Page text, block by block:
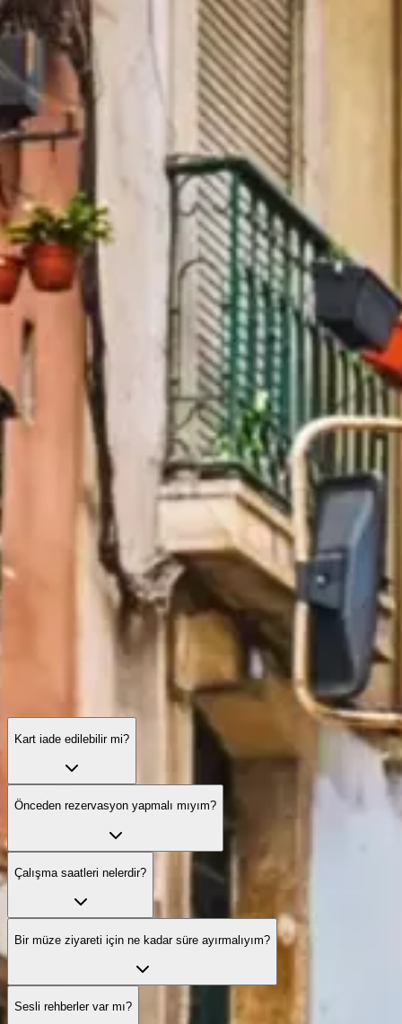
Neler görülmeli Faydalı bilgilerSSS
Lizbon Turist Kartı: sık sorulan sorular
Kartın kapsama alanı, geçerlilik süresi, pratik ipuçları ve Lizbon'da
kart kullanırken karşılaşabileceğiniz özel durumlar hakkında
bilmeniz gereken her şey.
Kart iade edilebilir mi?
Önceden rezervasyon yapmalı mıyım?
Çalışma saatleri nelerdir?
Bir müze ziyareti için ne kadar süre ayırmalıyım?
Sesli rehberler var mı?